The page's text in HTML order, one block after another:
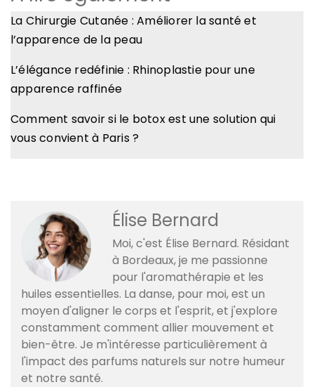
La Chirurgie Cutanée : Améliorer la santé et
l’apparence de la peau
L’élégance redéfinie : Rhinoplastie pour une
apparence raffinée
Comment savoir si le botox est une solution qui
vous convient à Paris ?
Élise Bernard
Moi, c'est Élise Bernard. Résidant
à Bordeaux, je me passionne
pour l'aromathérapie et les
huiles essentielles. La danse, pour moi, est un
moyen d'aligner le corps et l'esprit, et j'explore
constamment comment allier mouvement et
bien-être. Je m'intéresse particulièrement à
l'impact des parfums naturels sur notre humeur
et notre santé.